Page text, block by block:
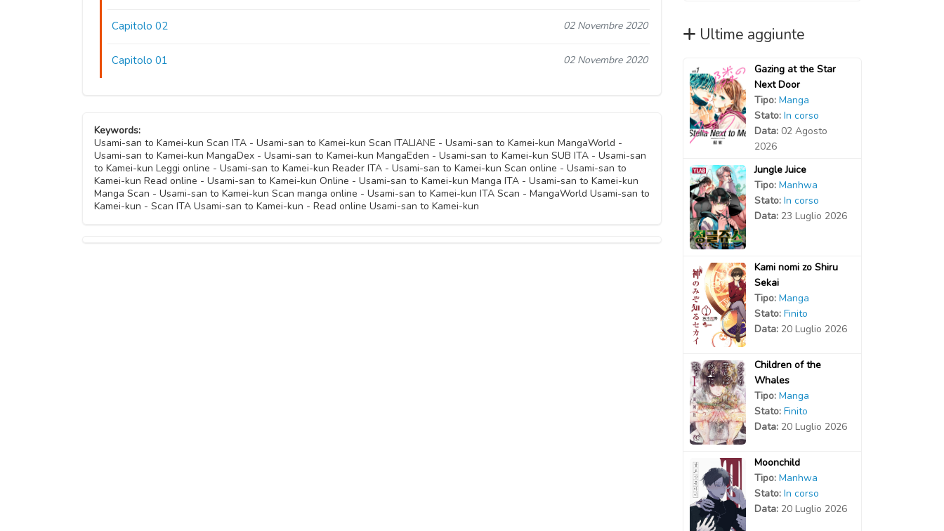
Capitolo 02 02 Novembre 2020
Capitolo 01 02 Novembre 2020
Keywords:
Usami-san to Kamei-kun Scan ITA - Usami-san to Kamei-kun Scan ITALIANE - Usami-san to Kamei-kun MangaWorld -
Usami-san to Kamei-kun MangaDex - Usami-san to Kamei-kun MangaEden - Usami-san to Kamei-kun SUB ITA - Usami-san
to Kamei-kun Leggi online - Usami-san to Kamei-kun Reader ITA - Usami-san to Kamei-kun Scan online - Usami-san to
Kamei-kun Read online - Usami-san to Kamei-kun Online - Usami-san to Kamei-kun Manga ITA - Usami-san to Kamei-kun
Manga Scan - Usami-san to Kamei-kun Scan manga online - Usami-san to Kamei-kun ITA Scan - MangaWorld Usami-san to
Kamei-kun - Scan ITA Usami-san to Kamei-kun - Read online Usami-san to Kamei-kun
Ultime aggiunte
Gazing at the Star
Next Door
Tipo: Manga
Stato: In corso
Data: 02 Agosto
2026
Jungle Juice
Tipo: Manhwa
Stato: In corso
Data: 23 Luglio 2026
Kami nomi zo Shiru
Sekai
Tipo: Manga
Stato: Finito
Data: 20 Luglio 2026
Children of the
Whales
Tipo: Manga
Stato: Finito
Data: 20 Luglio 2026
Moonchild
Tipo: Manhwa
Stato: In corso
Data: 20 Luglio 2026